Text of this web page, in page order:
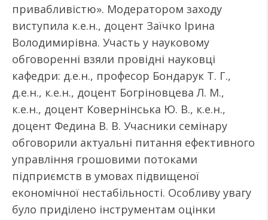
привабливістю». Модератором заходу
виступила к.е.н., доцент Заїчко Ірина
Володимирівна. Участь у науковому
обговоренні взяли провідні науковці
кафедри: д.е.н., професор Бондарук Т. Г.,
д.е.н., к.е.н., доцент Богріновцева Л. М.,
к.е.н., доцент Ковернінська Ю. В., к.е.н.,
доцент Федина В. В. Учасники семінару
обговорили актуальні питання ефективного
управління грошовими потоками
підприємств в умовах підвищеної
економічної нестабільності. Особливу увагу
було приділено інструментам оцінки